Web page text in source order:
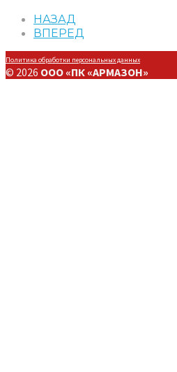
НАЗАД
ВПЕРЕД
Политика обработки персональных данных
© 2026 ООО «ПК «АРМАЗОН»